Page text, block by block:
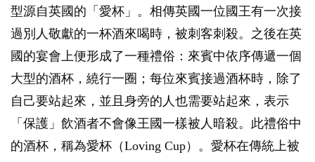
型源自英國的「愛杯」。相傳英國一位國王有一次接
過別人敬獻的一杯酒來喝時，被刺客刺殺。之後在英
國的宴會上便形成了一種禮俗：來賓中依序傳遞一個
大型的酒杯，繞行一圈；每位來賓接過酒杯時，除了
自己要站起來，並且身旁的人也需要站起來，表示
「保護」飲酒者不會像王國一樣被人暗殺。此禮俗中
的酒杯，稱為愛杯（Loving Cup）。愛杯在傳統上被